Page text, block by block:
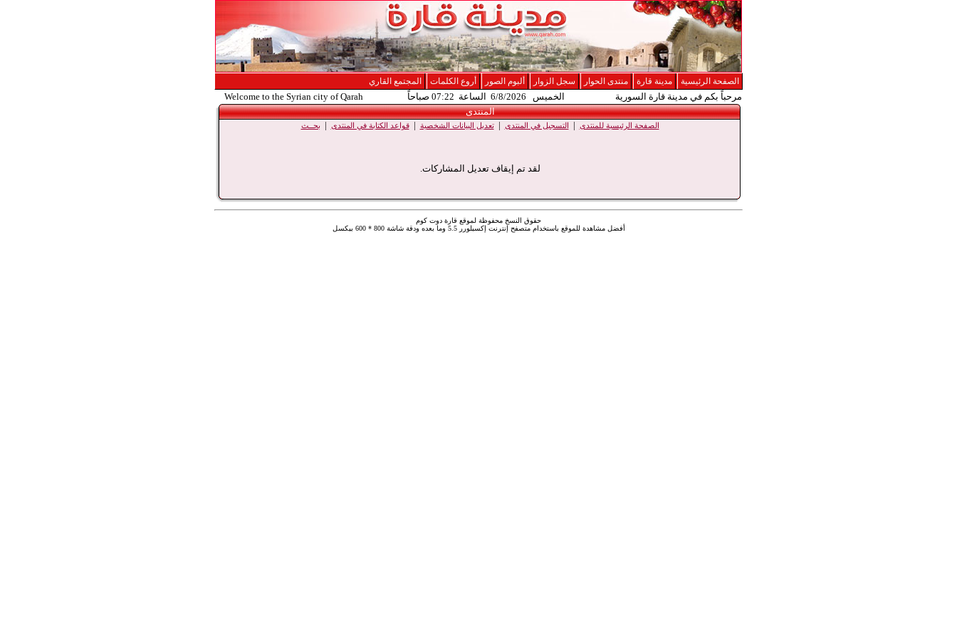
الصفحة الرئيسية مدينة قارة منتدى الحوار سجل الزوار ألبوم الصور أروع الكلمات المجتمع القاري
مرحباً بكم في مدينة قارة السورية الخميس 6/8/2026 الساعة 07:22 صباحاً
Welcome to the Syrian city of Qarah
المنتدى
الصفحة الرئيسية للمنتدى | التسجيل في المنتدى |تعديل البيانات الشخصية |قواعد الكتابة في المنتدى | بحــث
لقد تم إيقاف تعديل المشاركات.
حقوق النسخ محفوظة لموقع قارة دوت كوم
أفضل مشاهدة للموقع باستخدام متصفح إنترنت إكسبلورر 5.5 وما بعده ودقة شاشة 800 * 600 بيكسل